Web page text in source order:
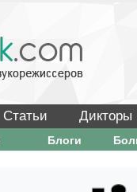
Статьи Дикторы
Блоги